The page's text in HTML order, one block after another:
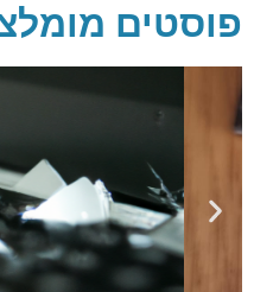
פוסטים